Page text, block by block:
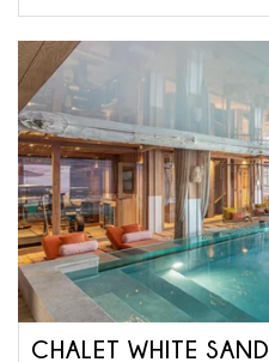
CHALET WHITE SAND